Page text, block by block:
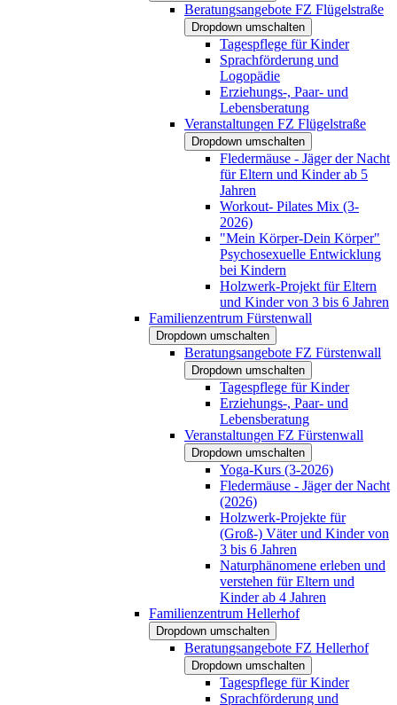
Beratungsangebote FZ Flügelstraße
Dropdown umschalten
Tagespflege für Kinder
Sprachförderung und
Logopädie
Erziehungs-, Paar- und
Lebensberatung
Veranstaltungen FZ Flügelstraße
Dropdown umschalten
Fledermäuse - Jäger der Nacht
für Eltern und Kinder ab 5
Jahren
Workout- Pilates Mix (3-
2026)
"Mein Körper-Dein Körper"
Psychosexuelle Entwicklung
bei Kindern
Holzwerk-Projekt für Eltern
und Kinder von 3 bis 6 Jahren
Familienzentrum Fürstenwall
Dropdown umschalten
Beratungsangebote FZ Fürstenwall
Dropdown umschalten
Tagespflege für Kinder
Erziehungs-, Paar- und
Lebensberatung
Veranstaltungen FZ Fürstenwall
Dropdown umschalten
Yoga-Kurs (3-2026)
Fledermäuse - Jäger der Nacht
(2026)
Holzwerk-Projekte für
(Groß-) Väter und Kinder von
3 bis 6 Jahren
Naturphänomene erleben und
verstehen für Eltern und
Kinder ab 4 Jahren
Familienzentrum Hellerhof
Dropdown umschalten
Beratungsangebote FZ Hellerhof
Dropdown umschalten
Tagespflege für Kinder
Sprachförderung und